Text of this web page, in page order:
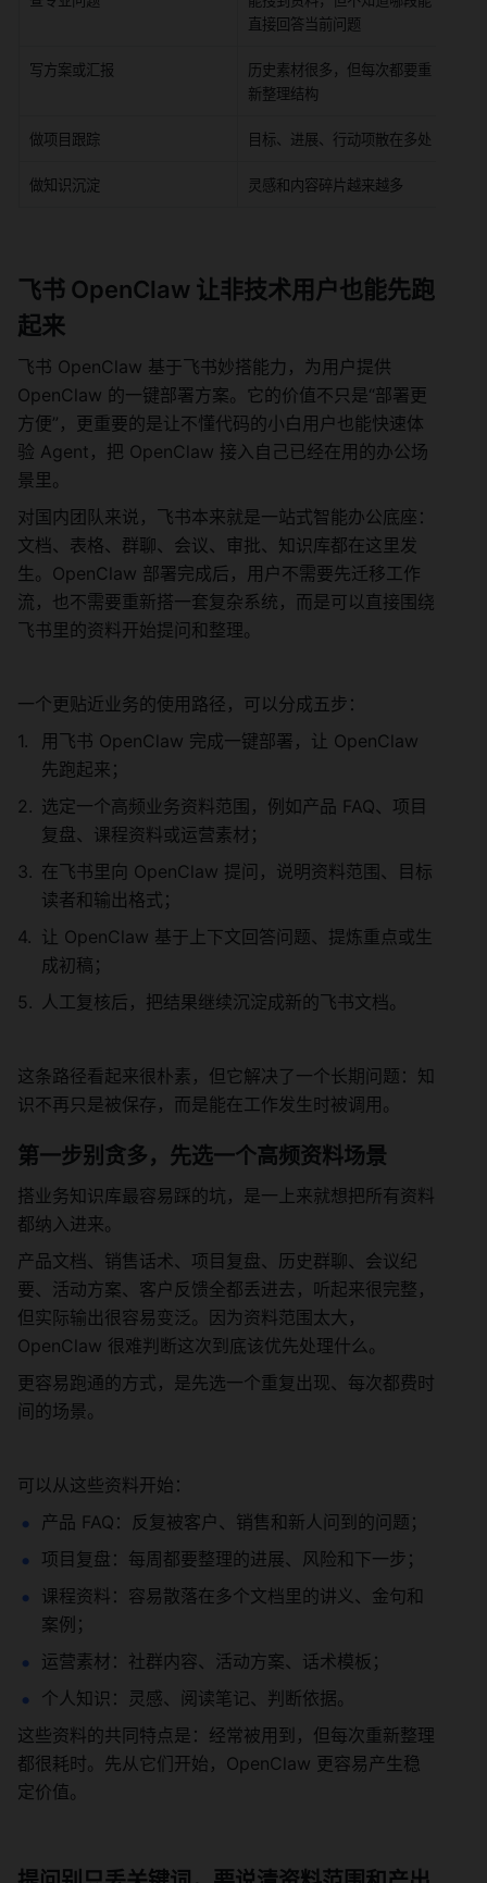
直接回答当前问题
写方案或汇报
历史素材很多，但每次都要重
新整理结构
做项目跟踪 目标、进展、行动项散在多处
做知识沉淀 灵感和内容碎片越来越多
飞书 OpenClaw 让非技术用户也能先跑
起来
飞书 OpenClaw 基于飞书妙搭能力，为用户提供
OpenClaw 的一键部署方案。它的价值不只是“部署更
方便”，更重要的是让不懂代码的小白用户也能快速体
验 Agent，把 OpenClaw 接入自己已经在用的办公场
景里。
对国内团队来说，飞书本来就是一站式智能办公底座：
文档、表格、群聊、会议、审批、知识库都在这里发
生。OpenClaw 部署完成后，用户不需要先迁移工作
流，也不需要重新搭一套复杂系统，而是可以直接围绕
飞书里的资料开始提问和整理。
一个更贴近业务的使用路径，可以分成五步：
用飞书 OpenClaw 完成一键部署，让 OpenClaw
先跑起来；
选定一个高频业务资料范围，例如产品 FAQ、项目
复盘、课程资料或运营素材；
在飞书里向 OpenClaw 提问，说明资料范围、目标
读者和输出格式；
让 OpenClaw 基于上下文回答问题、提炼重点或生
成初稿；
人工复核后，把结果继续沉淀成新的飞书文档。
这条路径看起来很朴素，但它解决了一个长期问题：知
识不再只是被保存，而是能在工作发生时被调用。
第一步别贪多，先选一个高频资料场景
搭业务知识库最容易踩的坑，是一上来就想把所有资料
都纳入进来。
产品文档、销售话术、项目复盘、历史群聊、会议纪
要、活动方案、客户反馈全都丢进去，听起来很完整，
但实际输出很容易变泛。因为资料范围太大，
OpenClaw 很难判断这次到底该优先处理什么。
更容易跑通的方式，是先选一个重复出现、每次都费时
间的场景。
可以从这些资料开始：
产品 FAQ：反复被客户、销售和新人问到的问题；
项目复盘：每周都要整理的进展、风险和下一步；
课程资料：容易散落在多个文档里的讲义、金句和
案例；
运营素材：社群内容、活动方案、话术模板；
个人知识：灵感、阅读笔记、判断依据。
这些资料的共同特点是：经常被用到，但每次重新整理
都很耗时。先从它们开始，OpenClaw 更容易产生稳
定价值。